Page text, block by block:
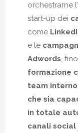
orchestrarne
start-up dei
come
e le
Adwords,
formazione
team interno
che sia
in totale
canali social